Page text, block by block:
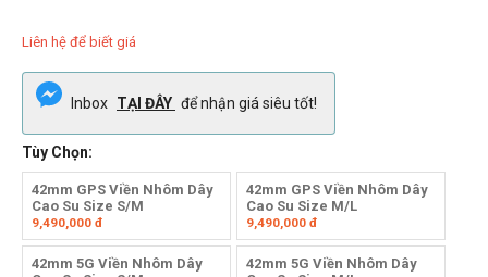
Liên hệ để biết giá
Inbox TẠI ĐÂY để nhận giá siêu tốt!
Tùy Chọn:
42mm GPS Viền Nhôm Dây
Cao Su Size S/M
9,490,000 đ
42mm GPS Viền Nhôm Dây
Cao Su Size M/L
9,490,000đ
42mm 5G Viền Nhôm Dây
42mm 5G Viền Nhôm Dây